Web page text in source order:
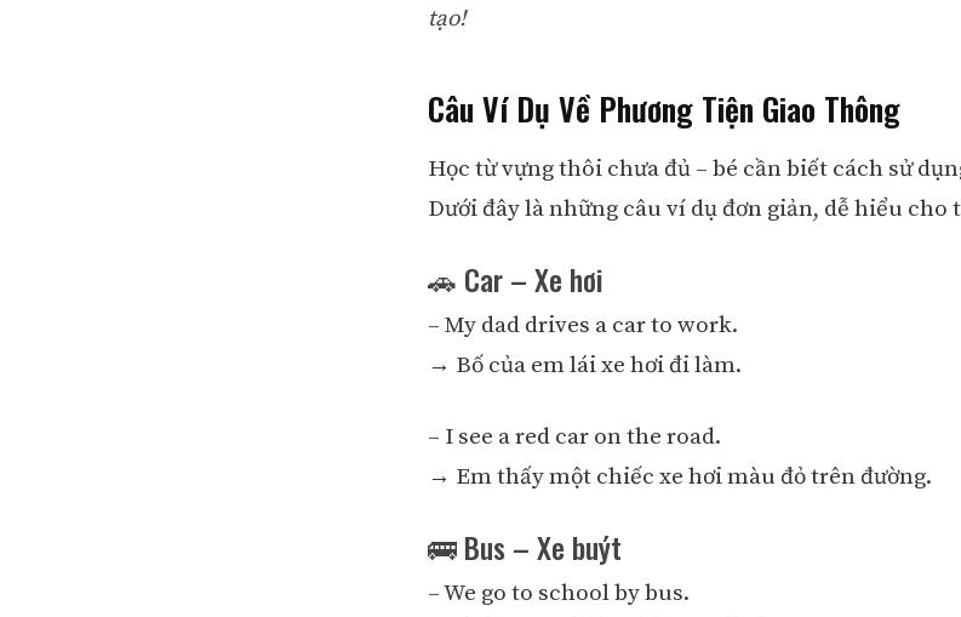
tạo!
Câu Ví Dụ Về Phương Tiện Giao Thông
Học từ vựng thôi chưa đủ – bé cần biết cách sử
Dưới đây là những câu ví dụ đơn giản, dễ hiểu cho
🚗 Car – Xe hơi
– My dad drives a car to work.
→ Bố của em lái xe hơi đi làm.
– I see a red car on the road.
→ Em thấy một chiếc xe hơi màu đỏ trên đường.
🚌 Bus – Xe buýt
– We go to school by bus.